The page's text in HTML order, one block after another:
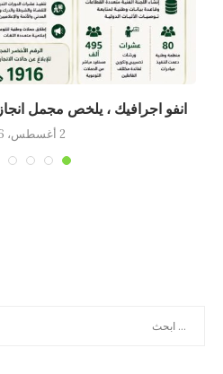
انفو اجرافيك ، يلخص مجمل
2 أغسطس، 2026